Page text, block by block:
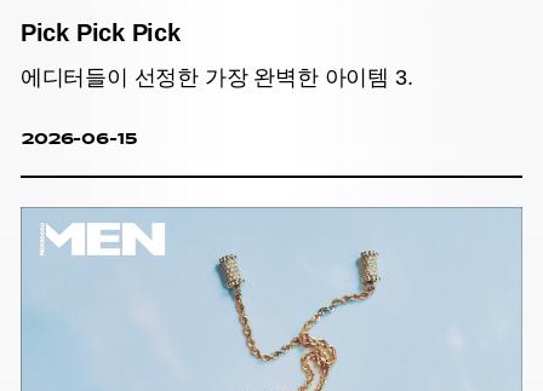
Pick Pick Pick
에디터들이 선정한 가장 완벽한 아이템 3.
2026-06-15